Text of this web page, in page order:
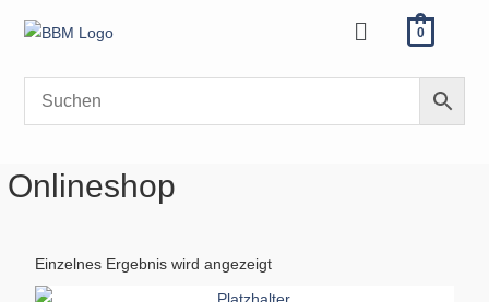
Inhalt
Menü 0
Onlineshop
Einzelnes Ergebnis wird angezeigt